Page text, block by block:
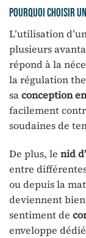
Pourquoi choisir
L’utilisation
plusieurs
répond à la
la régulation
saconception
facilement
soudaines de
De plus, le nid
entre
ou depuis la
deviennent
sentiment de
enveloppe